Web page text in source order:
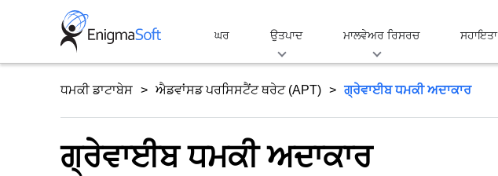
ਘਰ ਉਤਪਾਦ ਮਾਲਵੇਅਰ ਰਿਸਰਚ ਸਹਾਇਤਾ
ਧਮਕੀ ਡਾਟਾਬੇਸ ਐਡਵਾਂਸਡ ਪਰਸਿਸਟੈਂਟ ਥਰੇਟ (APT) ਗ੍ਰੇਵਾਈਬ ਧਮਕੀ ਅਦਾਕਾਰ
ਗ੍ਰੇਵਾਈਬ ਧਮਕੀ ਅਦਾਕਾਰ